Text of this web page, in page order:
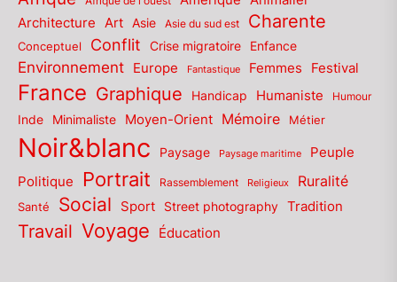
Architecture
Art Asie Asie du sud est Charente
Conceptuel Conflit Crise migratoire Enfance
Environnement Europe Fantastique Femmes Festival
France Graphique Handicap Humaniste Humour
Inde Minimaliste Moyen-Orient Mémoire Métier
Noir&blanc Paysage Paysage maritime Peuple
Politique Portrait Rassemblement Religieux Ruralité
Santé Social Sport Street photography Tradition
Travail Voyage Éducation